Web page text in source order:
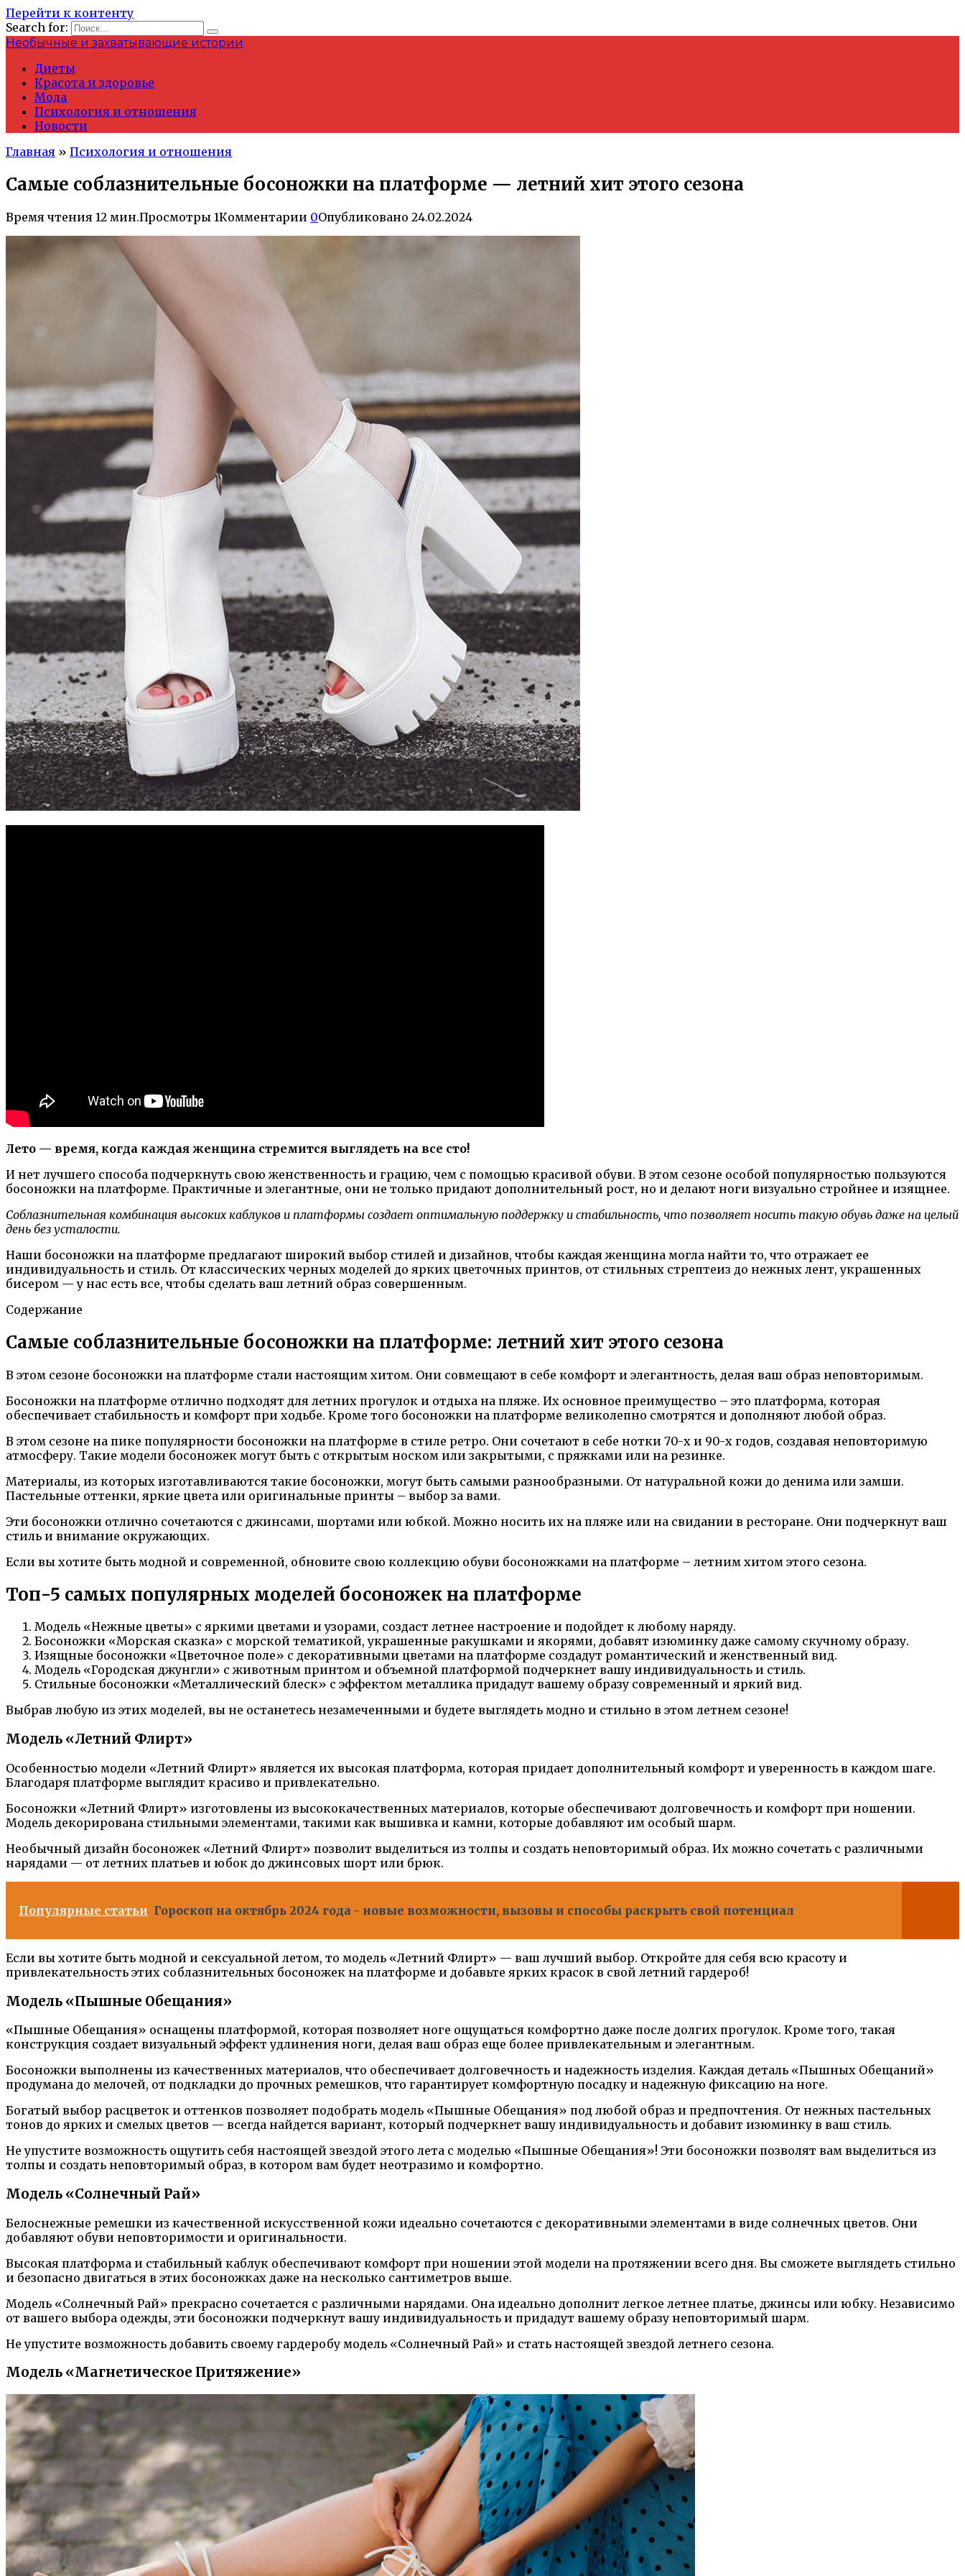
Перейти к контенту
Search for:
Необычные и захватывающие истории
Диеты
Красота и здоровье
Мода
Психология и отношения
Новости
Главная » Психология и отношения
Самые соблазнительные босоножки на платформе — летний хит этого сезона
Время чтения 12 мин.Просмотры 1Комментарии 0Опубликовано 24.02.2024
Лето — время, когда каждая женщина стремится выглядеть на все сто!
И нет лучшего способа подчеркнуть свою женственность и грацию, чем с помощью красивой обуви. В этом сезоне особой популярностью пользуются
босоножки на платформе. Практичные и элегантные, они не только придают дополнительный рост, но и делают ноги визуально стройнее и изящнее.
Соблазнительная комбинация высоких каблуков и платформы создает оптимальную поддержку и стабильность, что позволяет носить такую обувь даже на целый
день без усталости.
Наши босоножки на платформе предлагают широкий выбор стилей и дизайнов, чтобы каждая женщина могла найти то, что отражает ее
индивидуальность и стиль. От классических черных моделей до ярких цветочных принтов, от стильных стрептеиз до нежных лент, украшенных
бисером — у нас есть все, чтобы сделать ваш летний образ совершенным.
Содержание
Самые соблазнительные босоножки на платформе: летний хит этого сезона
В этом сезоне босоножки на платформе стали настоящим хитом. Они совмещают в себе комфорт и элегантность, делая ваш образ неповторимым.
Босоножки на платформе отлично подходят для летних прогулок и отдыха на пляже. Их основное преимущество – это платформа, которая
обеспечивает стабильность и комфорт при ходьбе. Кроме того босоножки на платформе великолепно смотрятся и дополняют любой образ.
В этом сезоне на пике популярности босоножки на платформе в стиле ретро. Они сочетают в себе нотки 70-х и 90-х годов, создавая неповторимую
атмосферу. Такие модели босоножек могут быть с открытым носком или закрытыми, с пряжками или на резинке.
Материалы, из которых изготавливаются такие босоножки, могут быть самыми разнообразными. От натуральной кожи до денима или замши.
Пастельные оттенки, яркие цвета или оригинальные принты – выбор за вами.
Эти босоножки отлично сочетаются с джинсами, шортами или юбкой. Можно носить их на пляже или на свидании в ресторане. Они подчеркнут ваш
стиль и внимание окружающих.
Если вы хотите быть модной и современной, обновите свою коллекцию обуви босоножками на платформе – летним хитом этого сезона.
Топ-5 самых популярных моделей босоножек на платформе
Модель «Нежные цветы» с яркими цветами и узорами, создаст летнее настроение и подойдет к любому наряду.
Босоножки «Морская сказка» с морской тематикой, украшенные ракушками и якорями, добавят изюминку даже самому скучному образу.
Изящные босоножки «Цветочное поле» с декоративными цветами на платформе создадут романтический и женственный вид.
Модель «Городская джунгли» с животным принтом и объемной платформой подчеркнет вашу индивидуальность и стиль.
Стильные босоножки «Металлический блеск» с эффектом металлика придадут вашему образу современный и яркий вид.
Выбрав любую из этих моделей, вы не останетесь незамеченными и будете выглядеть модно и стильно в этом летнем сезоне!
Модель «Летний Флирт»
Особенностью модели «Летний Флирт» является их высокая платформа, которая придает дополнительный комфорт и уверенность в каждом шаге.
Благодаря платформе выглядит красиво и привлекательно.
Босоножки «Летний Флирт» изготовлены из высококачественных материалов, которые обеспечивают долговечность и комфорт при ношении.
Модель декорирована стильными элементами, такими как вышивка и камни, которые добавляют им особый шарм.
Необычный дизайн босоножек «Летний Флирт» позволит выделиться из толпы и создать неповторимый образ. Их можно сочетать с различными
нарядами — от летних платьев и юбок до джинсовых шорт или брюк.
Популярные статьи Гороскоп на октябрь 2024 года - новые возможности, вызовы и способы раскрыть свой потенциал
Если вы хотите быть модной и сексуальной летом, то модель «Летний Флирт» — ваш лучший выбор. Откройте для себя всю красоту и
привлекательность этих соблазнительных босоножек на платформе и добавьте ярких красок в свой летний гардероб!
Модель «Пышные Обещания»
«Пышные Обещания» оснащены платформой, которая позволяет ноге ощущаться комфортно даже после долгих прогулок. Кроме того, такая
конструкция создает визуальный эффект удлинения ноги, делая ваш образ еще более привлекательным и элегантным.
Босоножки выполнены из качественных материалов, что обеспечивает долговечность и надежность изделия. Каждая деталь «Пышных Обещаний»
продумана до мелочей, от подкладки до прочных ремешков, что гарантирует комфортную посадку и надежную фиксацию на ноге.
Богатый выбор расцветок и оттенков позволяет подобрать модель «Пышные Обещания» под любой образ и предпочтения. От нежных пастельных
тонов до ярких и смелых цветов — всегда найдется вариант, который подчеркнет вашу индивидуальность и добавит изюминку в ваш стиль.
Не упустите возможность ощутить себя настоящей звездой этого лета с моделью «Пышные Обещания»! Эти босоножки позволят вам выделиться из
толпы и создать неповторимый образ, в котором вам будет неотразимо и комфортно.
Модель «Солнечный Рай»
Белоснежные ремешки из качественной искусственной кожи идеально сочетаются с декоративными элементами в виде солнечных цветов. Они
добавляют обуви неповторимости и оригинальности.
Высокая платформа и стабильный каблук обеспечивают комфорт при ношении этой модели на протяжении всего дня. Вы сможете выглядеть стильно
и безопасно двигаться в этих босоножках даже на несколько сантиметров выше.
Модель «Солнечный Рай» прекрасно сочетается с различными нарядами. Она идеально дополнит легкое летнее платье, джинсы или юбку. Независимо
от вашего выбора одежды, эти босоножки подчеркнут вашу индивидуальность и придадут вашему образу неповторимый шарм.
Не упустите возможность добавить своему гардеробу модель «Солнечный Рай» и стать настоящей звездой летнего сезона.
Модель «Магнетическое Притяжение»